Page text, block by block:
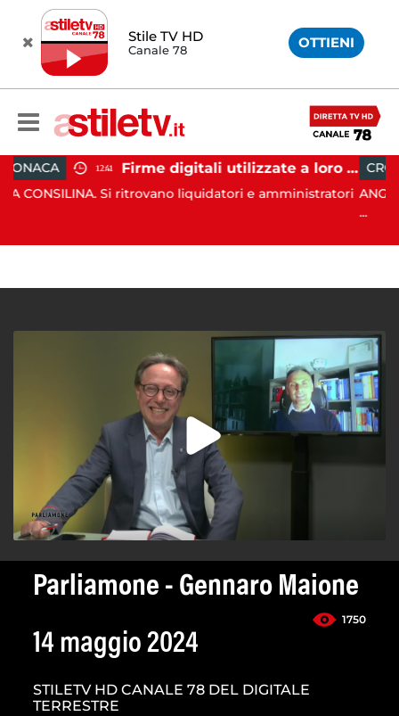
Stile TV HD
Canale 78 OTTIENI
12:41 Firme digitali utilizzate a loro insaputa: 9 indagati nel Vallo di Diano
Si ritrovano liquidatori e amministratori
CRONACA 11:39
ANGRI. In data 6
Parliamone - Gennaro Maione
1750
14 maggio 2024
STILETV HD CANALE 78 DEL DIGITALE
TERRESTRE